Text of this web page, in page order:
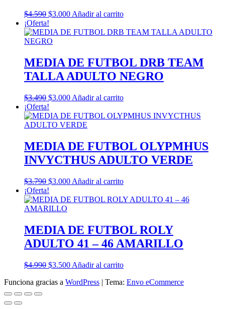
$4.590 El
precio
original
era:
$3.000El
actual
Añadir al carrito
¡Oferta!
MEDIA DE FUTBOL DRB TEAM
TALLA ADULTO NEGRO
$3.490 El
precio
original
era:
$3.000El
actual
es:
Añadir al carrito
¡Oferta!
MEDIA DE FUTBOL OLYPMHUS
INVYCTHUS ADULTO VERDE
$3.790 El
precio
original
era:
$3.000El
actual
Añadir al carrito
¡Oferta!
MEDIA DE FUTBOL ROLY
ADULTO 41 – 46 AMARILLO
$4.990 El
original
$3.500El
actual
Añadir al carrito
Funciona gracias a WordPress | Tema: Envo eCommerce